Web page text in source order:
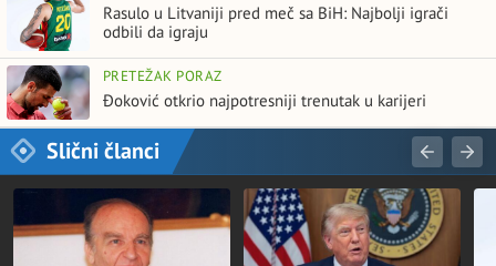
Rasulo u Litvaniji pred meč sa BiH: Najbolji igrači
odbili da igraju
PRETEŽAK PORAZ
Đoković otkrio najpotresniji trenutak u karijeri
Slični članci